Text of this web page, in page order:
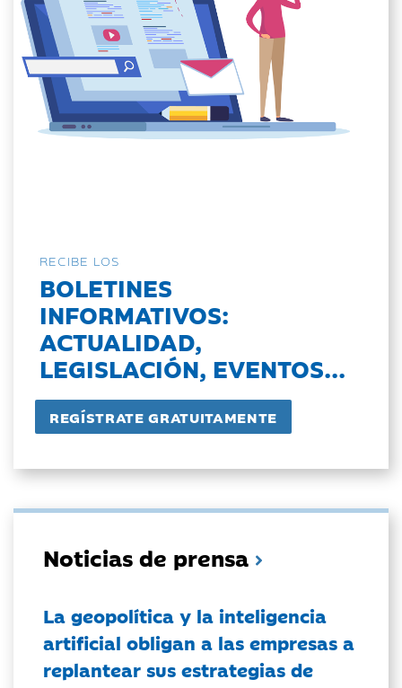
RECIBE LOS
BOLETINES
INFORMATIVOS:
ACTUALIDAD,
LEGISLACIÓN, EVENTOS...
Noticias de prensa
La geopolítica y la inteligencia
artificial obligan a las empresas a
replantear sus estrategias de